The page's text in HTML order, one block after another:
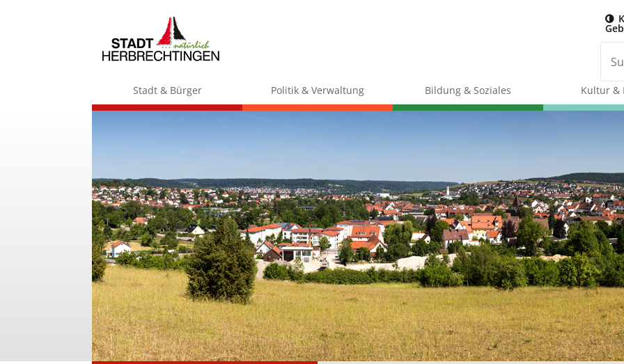
Stadt & Bürger Politik & Verwaltung Bildung & Soziales Kultur &